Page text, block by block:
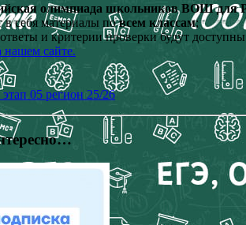
олимпиада школьников ВОШ для
в себя материалы повсем классам;
и критерии проверки будут
нашем сайте.
05 регион 25/26